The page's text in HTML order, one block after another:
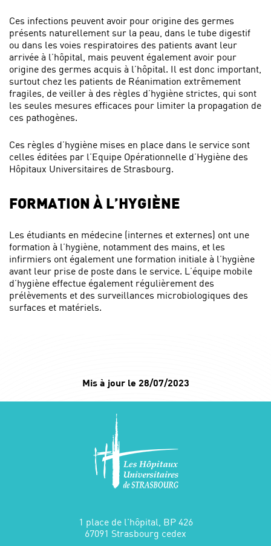
Ces infections peuvent avoir pour origine des germes
présents naturellement sur la peau, dans le tube digestif
ou dans les voies respiratoires des patients avant leur
arrivée à l’hôpital, mais peuvent également avoir pour
origine des germes acquis à l’hôpital. Il est donc important,
surtout chez les patients de Réanimation extrêmement
fragiles, de veiller à des règles d’hygiène strictes, qui sont
les seules mesures efficaces pour limiter la propagation de
ces pathogènes.
Ces règles d’hygiène mises en place dans le service sont
celles éditées par l’Equipe Opérationnelle d’Hygiène des
Hôpitaux Universitaires de Strasbourg.
FORMATION À L’HYGIÈNE
Les étudiants en médecine (internes et externes) ont une
formation à l’hygiène, notamment des mains, et les
infirmiers ont également une formation initiale à l’hygiène
avant leur prise de poste dans le service. L’équipe mobile
d’hygiène effectue également régulièrement des
prélèvements et des surveillances microbiologiques des
surfaces et matériels.
Mis à jour le 28/07/2023
1 place de l'hôpital, BP 426
67091 Strasbourg cedex